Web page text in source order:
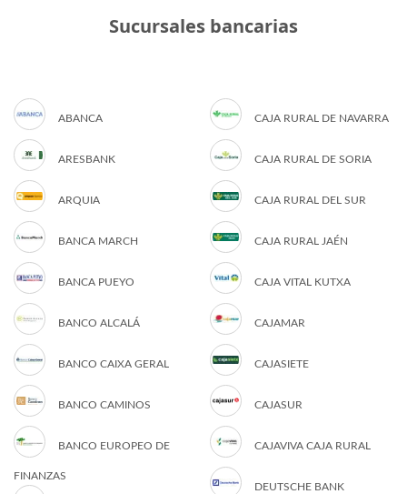
Sucursales bancarias
ABANCA
ARESBANK
ARQUIA
BANCA MARCH
BANCA PUEYO
BANCO ALCALÁ
BANCO CAIXA GERAL
BANCO CAMINOS
BANCO EUROPEO DE
FINANZAS
CAJA RURAL DE NAVARRA
CAJA RURAL DE SORIA
CAJA RURAL DEL SUR
CAJA RURAL JAÉN
CAJA VITAL KUTXA
CAJAMAR
CAJASIETE
CAJASUR
CAJAVIVA CAJA RURAL
DEUTSCHE BANK